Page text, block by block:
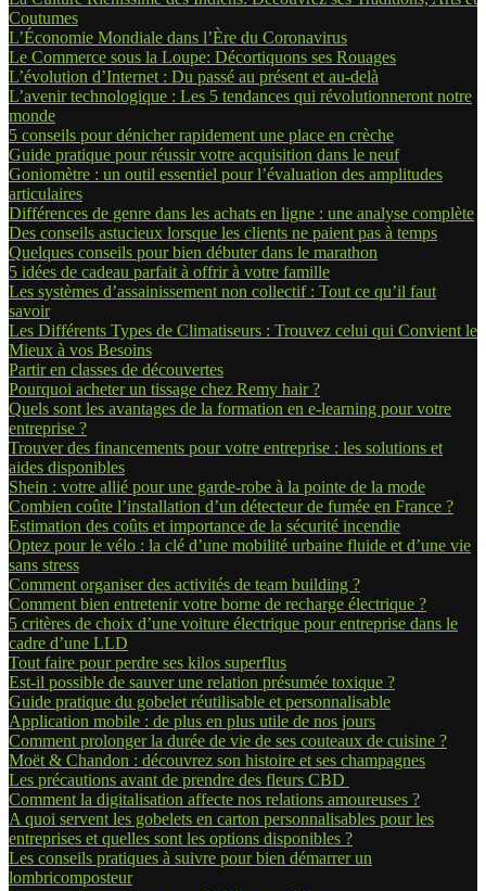
Coutumes
L’Économie Mondiale dans l’Ère du Coronavirus
Le Commerce sous la Loupe: Décortiquons ses Rouages
L’évolution d’Internet : Du passé au présent et au-delà
L’avenir technologique : Les 5 tendances qui révolutionneront notre
monde
5 conseils pour dénicher rapidement une place en crèche
Guide pratique pour réussir votre acquisition dans le neuf
Goniomètre : un outil essentiel pour l’évaluation des amplitudes
articulaires
Différences de genre dans les achats en ligne : une analyse complète
Des conseils astucieux lorsque les clients ne paient pas à temps
Quelques conseils pour bien débuter dans le marathon
5 idées de cadeau parfait à offrir à votre famille
Les systèmes d’assainissement non collectif : Tout ce qu’il faut
savoir
Les Différents Types de Climatiseurs : Trouvez celui qui Convient le
Mieux à vos Besoins
Partir en classes de découvertes
Pourquoi acheter un tissage chez Remy hair ?
Quels sont les avantages de la formation en e-learning pour votre
entreprise ?
Trouver des financements pour votre entreprise : les solutions et
aides disponibles
Shein : votre allié pour une garde-robe à la pointe de la mode
Combien coûte l’installation d’un détecteur de fumée en France ?
Estimation des coûts et importance de la sécurité incendie
Optez pour le vélo : la clé d’une mobilité urbaine fluide et d’une vie
sans stress
Comment organiser des activités de team building ?
Comment bien entretenir votre borne de recharge électrique ?
5 critères de choix d’une voiture électrique pour entreprise dans le
cadre d’une LLD
Tout faire pour perdre ses kilos superflus
Est-il possible de sauver une relation présumée toxique ?
Guide pratique du gobelet réutilisable et personnalisable
Application mobile : de plus en plus utile de nos jours
Comment prolonger la durée de vie de ses couteaux de cuisine ?
Moët & Chandon : découvrez son histoire et ses champagnes
Les précautions avant de prendre des fleurs CBD
Comment la digitalisation affecte nos relations amoureuses ?
A quoi servent les gobelets en carton personnalisables pour les
entreprises et quelles sont les options disponibles ?
Les conseils pratiques à suivre pour bien démarrer un
lombricomposteur